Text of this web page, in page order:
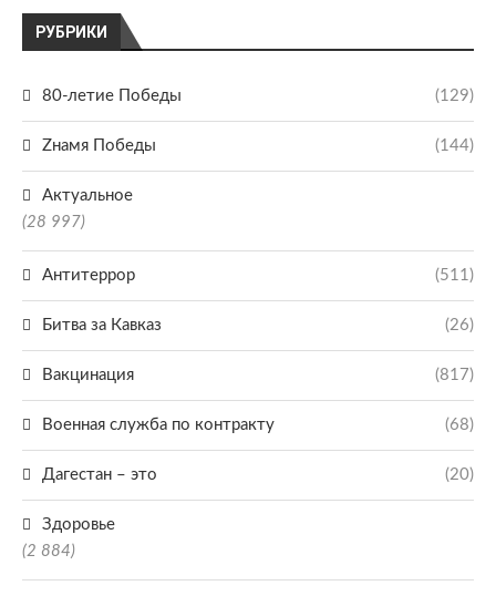
РУБРИКИ
80-летие Победы (129)
Zнамя Победы (144)
Актуальное
(28 997)
Антитеррор (511)
Битва за Кавказ (26)
Вакцинация (817)
Военная служба по контракту (68)
Дагестан – это (20)
Здоровье
(2 884)